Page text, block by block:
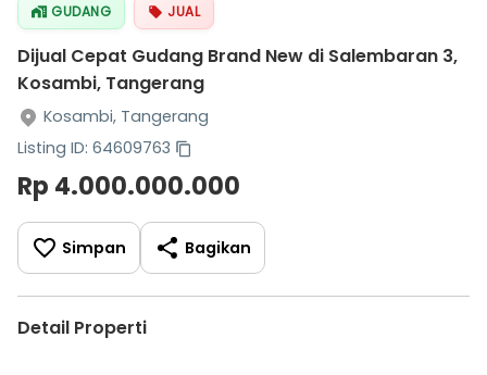
GUDANG JUAL
Dijual Cepat Gudang Brand New di Salembaran 3,
Kosambi, Tangerang
Kosambi, Tangerang
Listing ID: 64609763
Rp 4.000.000.000
Simpan Bagikan
Detail Properti